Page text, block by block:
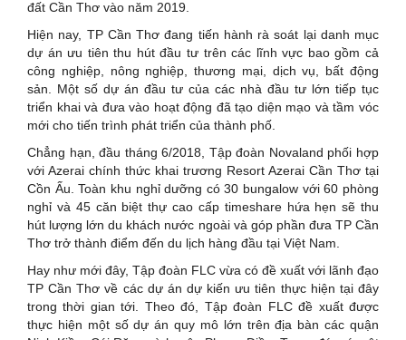
đất Cần Thơ vào năm 2019.
Hiện nay, TP Cần Thơ đang tiến hành rà soát lại danh mục
dự án ưu tiên thu hút đầu tư trên các lĩnh vực bao gồm cả
công nghiệp, nông nghiệp, thương mại, dịch vụ, bất động
sản. Một số dự án đầu tư của các nhà đầu tư lớn tiếp tục
triển khai và đưa vào hoạt động đã tạo diện mạo và tầm vóc
mới cho tiến trình phát triển của thành phố.
Chẳng hạn, đầu tháng 6/2018, Tập đoàn Novaland phối hợp
với Azerai chính thức khai trương Resort Azerai Cần Thơ tại
Cồn Ấu. Toàn khu nghỉ dưỡng có 30 bungalow với 60 phòng
nghỉ và 45 căn biệt thự cao cấp timeshare hứa hẹn sẽ thu
hút lượng lớn du khách nước ngoài và góp phần đưa TP Cần
Thơ trở thành điểm đến du lịch hàng đầu tại Việt Nam.
Hay như mới đây, Tập đoàn FLC vừa có đề xuất với lãnh đạo
TP Cần Thơ về các dự án dự kiến ưu tiên thực hiện tại đây
trong thời gian tới. Theo đó, Tập đoàn FLC đề xuất được
thực hiện một số dự án quy mô lớn trên địa bàn các quận